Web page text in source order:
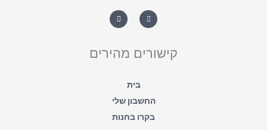
a
c
e
o
h
a
t
p
p
קישורים מהירים
בית
החשבון שלי
בקרו בחנות